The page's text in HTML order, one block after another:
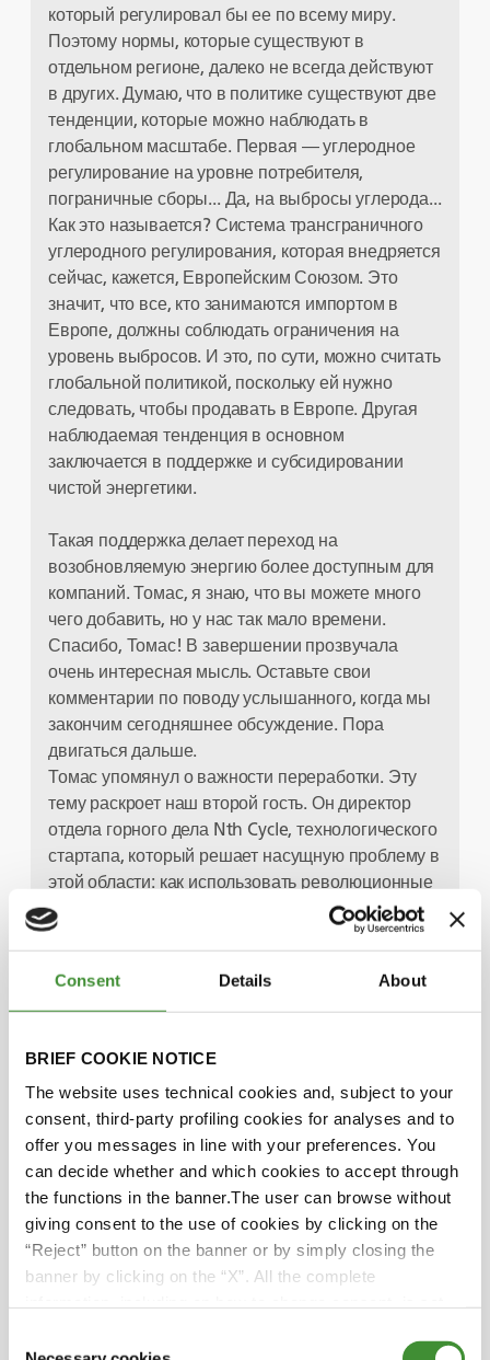
Consent Details About
BRIEF COOKIE NOTICE
The website uses technical cookies and, subject to your
consent, third-party profiling cookies for analyses and to
offer you messages in line with your preferences. You
can decide whether and which cookies to accept through
the functions in the banner.The user can browse without
giving consent to the use of cookies by clicking on the
“Reject” button on the banner or by simply closing the
banner by clicking on the “X”. All the complete
который регулировал бы ее по всему миру.
Поэтому нормы, которые существуют в
отдельном регионе, далеко не всегда действуют
в других. Думаю, что в политике существуют две
тенденции, которые можно наблюдать в
глобальном масштабе. Первая — углеродное
регулирование на уровне потребителя,
пограничные сборы... Да, на выбросы углерода...
Как это называется? Система трансграничного
углеродного регулирования, которая внедряется
сейчас, кажется, Европейским Союзом. Это
значит, что все, кто занимаются импортом в
Европе, должны соблюдать ограничения на
уровень выбросов. И это, по сути, можно считать
глобальной политикой, поскольку ей нужно
следовать, чтобы продавать в Европе. Другая
наблюдаемая тенденция в основном
заключается в поддержке и субсидировании
чистой энергетики.
Такая поддержка делает переход на
возобновляемую энергию более доступным для
компаний. Томас, я знаю, что вы можете много
чего добавить, но у нас так мало времени.
Спасибо, Томас! В завершении прозвучала
очень интересная мысль. Оставьте свои
комментарии по поводу услышанного, когда мы
закончим сегодняшнее обсуждение. Пора
двигаться дальше.
Томас упомянул о важности переработки. Эту
тему раскроет наш второй гость. Он директор
отдела горного дела Nth Cycle, технологического
стартапа, который решает насущную проблему в
этой области: как использовать революционные
технологии (включая электротранспорт),
основанные на сложной химии аккумуляторов,
электронику без денежных расходов и
экологических издержек, связанных с добычей
Аллен, приветствуем вас в студии Global Trends.
Александр, добро пожаловать на шоу!
Спасибо за приглашение.
Мы бы хотели узнать подробности. Как ваша
технология способна решить эту проблему?
Во-первых, еще раз спасибо за приглашение.
Мы основали Nth Cycle, когда осознали
постоянно растущего спроса на важные